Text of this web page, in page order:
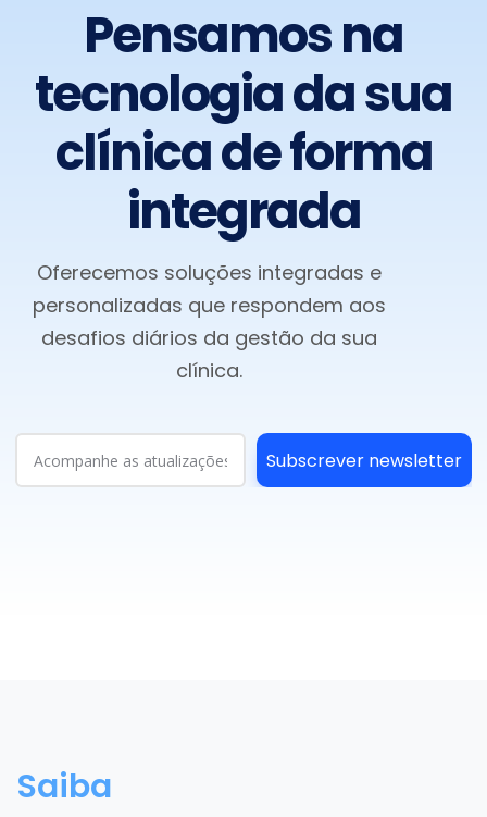
Pensamos na
tecnologia da sua
clínica de forma
integrada
Oferecemos soluções integradas e
personalizadas que respondem aos
desafios diários da gestão da sua
clínica.
Subscrever newsletter
Saiba